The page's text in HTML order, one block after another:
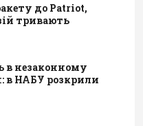
до Patriot,
тривають
в незаконному
в НАБУ розкрили